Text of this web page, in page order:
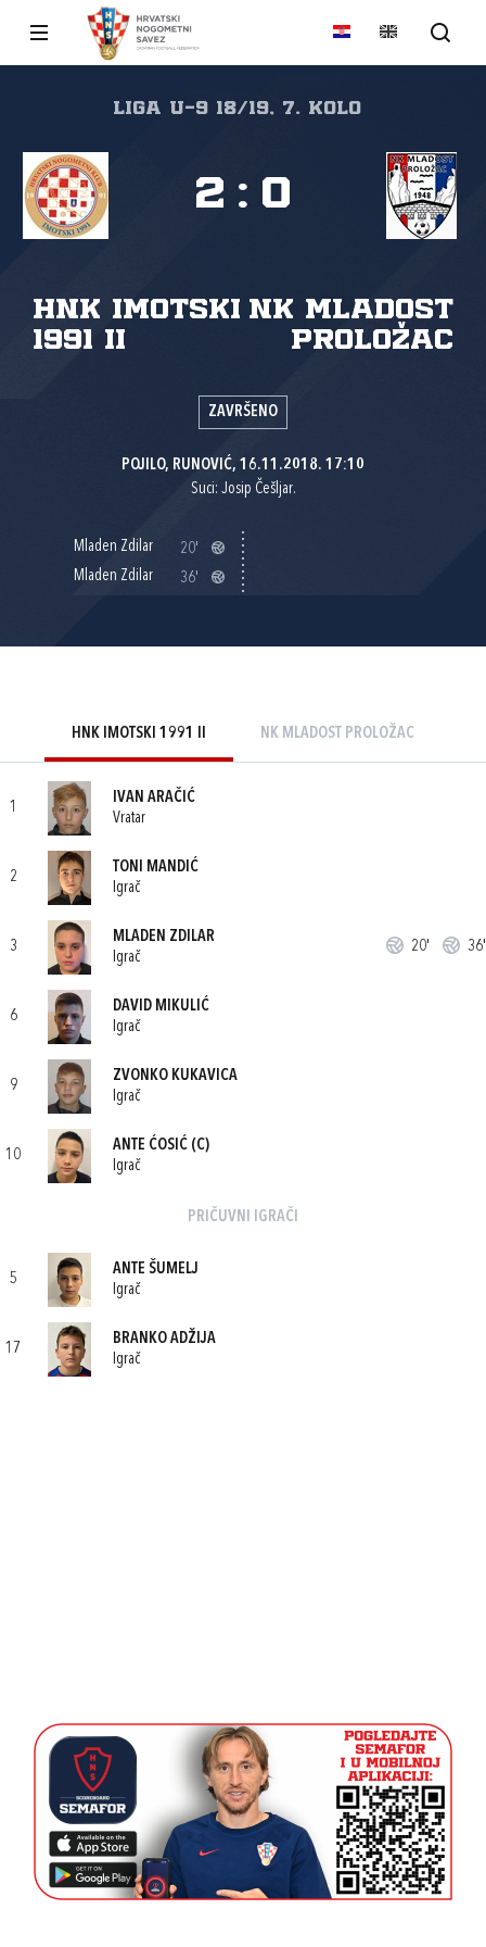
Liga U-9 18/19, 7. kolo
HNK Imotski
1991 II
NK Mladost
Proložac
2 : 0
ZAVRŠENO
POJILO, RUNOVIĆ, 16.11.2018. 17:10
Suci: Josip Češljar.
Mladen Zdilar
20'
Mladen Zdilar
36'
HNK IMOTSKI 1991 II NK MLADOST PROLOŽAC
1
IVAN ARAČIĆ
Vratar
2
TONI MANDIĆ
Igrač
3
MLADEN ZDILAR
Igrač
20' 36'
6
DAVID MIKULIĆ
Igrač
9
ZVONKO KUKAVICA
Igrač
10
ANTE ĆOSIĆ (C)
Igrač
PRIČUVNI IGRAČI
5
ANTE ŠUMELJ
Igrač
17
BRANKO ADŽIJA
Igrač